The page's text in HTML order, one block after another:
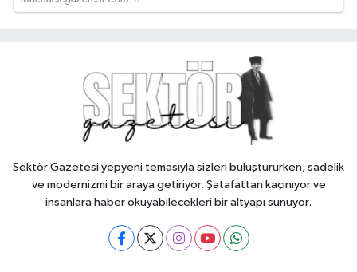
Sektör Gazetesi yepyeni temasıyla sizleri buluştururken, sadelik
ve modernizmi bir araya getiriyor. Şatafattan kaçınıyor ve
insanlara haber okuyabilecekleri bir altyapı sunuyor.